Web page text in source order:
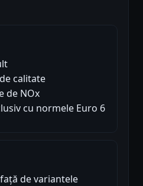
calitate
de NOx
cu normele Euro 6
de variantele